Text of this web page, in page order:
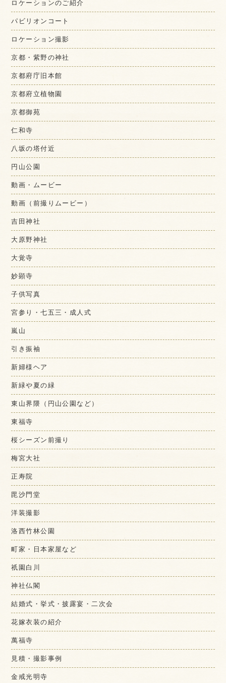
ロケーションのご紹介
パビリオンコート
ロケーション撮影
京都・紫野の神社
京都府庁旧本館
京都府立植物園
京都御苑
仁和寺
八坂の塔付近
円山公園
動画・ムービー
動画（前撮りムービー）
吉田神社
大原野神社
大覚寺
妙顕寺
子供写真
宮参り・七五三・成人式
嵐山
引き振袖
新婦様ヘア
新緑や夏の緑
東山界隈（円山公園など）
東福寺
桜シーズン前撮り
梅宮大社
正寿院
毘沙門堂
洋装撮影
洛西竹林公園
町家・日本家屋など
祇園白川
神社仏閣
結婚式・挙式・披露宴・二次会
花嫁衣装の紹介
萬福寺
見積・撮影事例
金戒光明寺